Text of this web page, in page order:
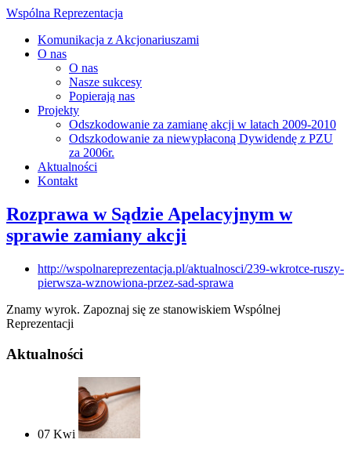
Wspólna Reprezentacja
Komunikacja z Akcjonariuszami
O nas
O nas
Nasze sukcesy
Popierają nas
Projekty
Odszkodowanie za zamianę akcji w latach 2009-2010
Odszkodowanie za niewypłaconą Dywidendę z PZU
za 2006r.
Aktualności
Kontakt
Rozprawa w Sądzie Apelacyjnym w
sprawie zamiany akcji
http://wspolnareprezentacja.pl/aktualnosci/239-wkrotce-ruszy-
pierwsza-wznowiona-przez-sad-sprawa
Znamy wyrok. Zapoznaj się ze stanowiskiem Wspólnej
Reprezentacji
Aktualności
07 Kwi